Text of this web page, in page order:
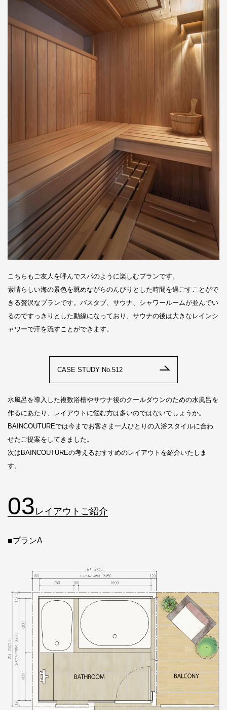
こちらもご友人を呼んでスパのように楽しむプランです。
素晴らしい海の景色を眺めながらのんびりとした時間を過ごすことがで
きる贅沢なプランです。バスタブ、サウナ、シャワールームが並んでい
るのですっきりとした動線になっており、サウナの後は大きなレインシ
ャワーで汗を流すことができます。
CASE STUDY No.512
水風呂を導入した複数浴槽やサウナ後のクールダウンのための水風呂を
作るにあたり、レイアウトに悩む方は多いのではないでしょうか。
BAINCOUTUREでは今までお客さま一人ひとりの入浴スタイルに合わ
せたご提案をしてきました。
次はBAINCOUTUREの考えるおすすめのレイアウトを紹介いたしま
す。
03 レイアウトご紹介
■プランA